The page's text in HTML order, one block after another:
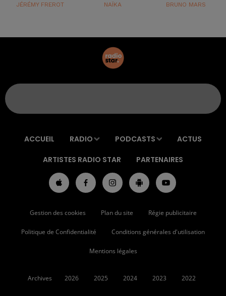
JÉRÉMY FREROT NAÏKA BRUNO MARS
ACCUEIL RADIO PODCASTS ACTUS
ARTISTES RADIO STAR PARTENAIRES
Gestion des cookies Plan du site Régie publicitaire
Politique de Confidentialité Conditions générales d'utilisation
Mentions légales
Archives 2026 2025 2024 2023 2022